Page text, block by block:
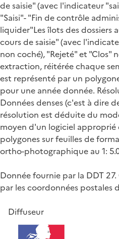
de saisie" (avec l'indicateur
"Saisi"- "Fin de contrôle
liquider"Les îlots des dossiers
cours de saisie" (avec
non coché), "Rejeté" et "Clos"
extraction, réitérée chaque
est représenté par un
pour une année donnée.
Données denses (c'est à dire
résolution est déduite du
moyen d'un logiciel
polygones sur feuilles de
ortho-photographique au 1:
Donnée fournie par la DDT
par les coordonnées postales
Diffuseur